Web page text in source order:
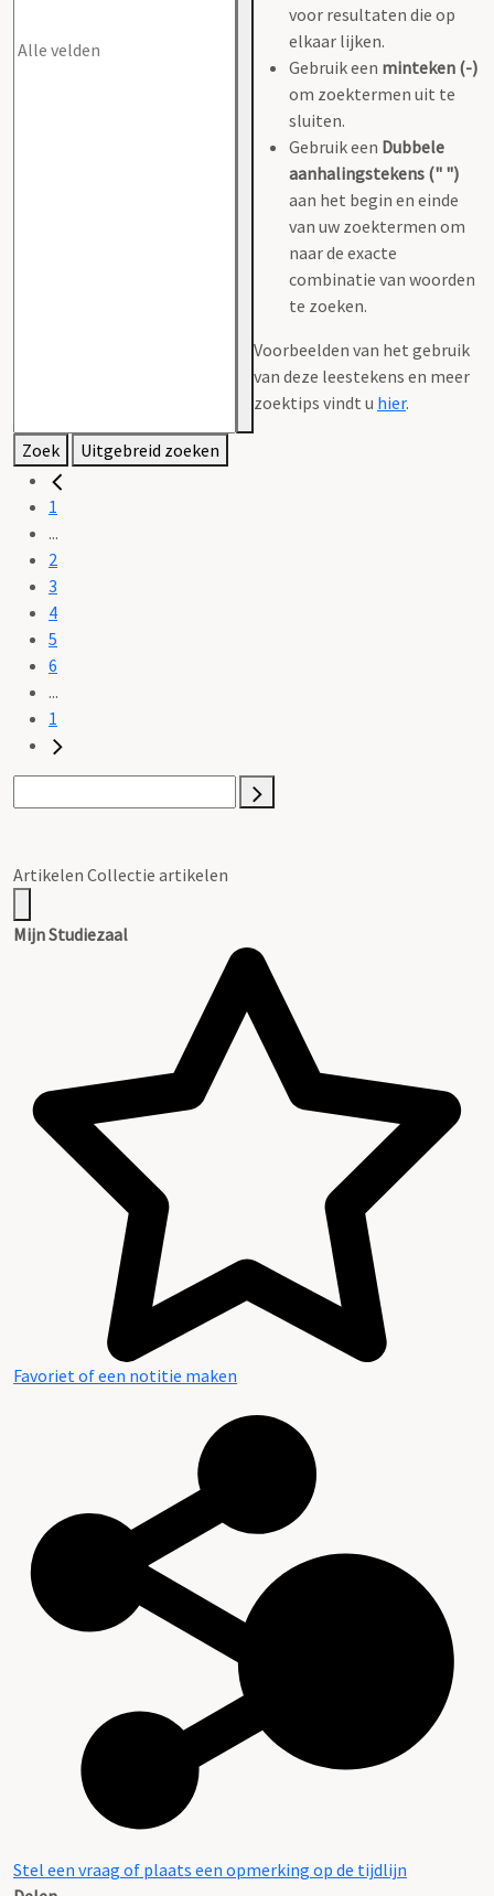
voor resultaten die op
elkaar lijken.
Gebruik een minteken (-)
om zoektermen uit te
sluiten.
Gebruik een Dubbele
aanhalingstekens (" ")
aan het begin en einde
van uw zoektermen om
naar de exacte
combinatie van woorden
te zoeken.
Voorbeelden van het gebruik
van deze leestekens en meer
zoektips vindt u hier.
Zoek Uitgebreid zoeken
1
...
2
3
4
5
6
...
1
Artikelen Collectie artikelen
Mijn Studiezaal
Favoriet of een notitie maken
Stel een vraag of plaats een opmerking op de tijdlijn